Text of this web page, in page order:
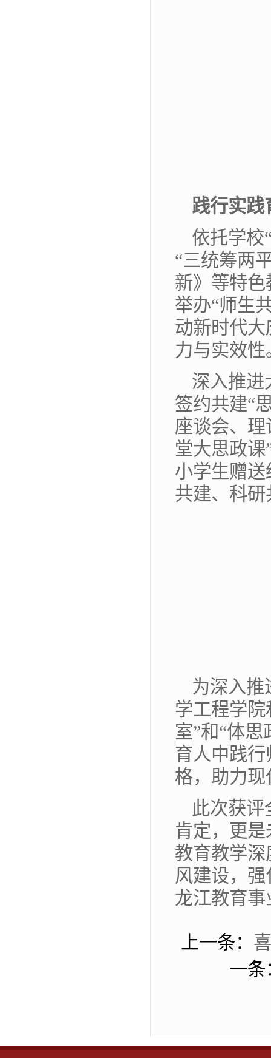
践行实践
依托学校
“三统筹两
新》等特
举办“师生
动新时代
力与实效性
深入推进
签约共建“
座谈会、理
堂大思政
小学生赠
共建、科研
为深入推
学工程学
室”和“体
育人中践
格，助力
此次获
肯定，更
教育教学
风建设，
龙江教育
上一条：
一条